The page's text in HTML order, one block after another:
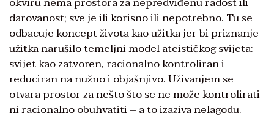
darovanost; sve je ili korisno ili nepotrebno. Tu se
odbacuje koncept života kao užitka jer bi priznanje
užitka narušilo temeljni model ateističkog svijeta:
svijet kao zatvoren, racionalno kontroliran i
reduciran na nužno i objašnjivo. Uživanjem se
otvara prostor za nešto što se ne može kontrolirati
ni racionalno obuhvatiti – a to izaziva nelagodu.